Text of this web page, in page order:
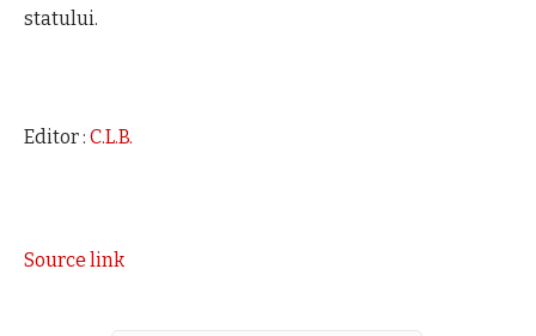
statului.
Editor : C.L.B.
Source link